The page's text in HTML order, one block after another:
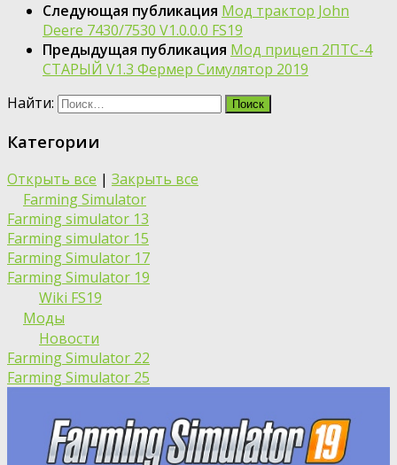
Следующая публикация Мод трактор John
Deere 7430/7530 V1.0.0.0 FS19
Предыдущая публикация Мод прицеп 2ПТС-4
СТАРЫЙ V1.3 Фермер Симулятор 2019
Найти:
Категории
Открыть все | Закрыть все
Farming Simulator
Farming simulator 13
Farming simulator 15
Farming Simulator 17
Farming Simulator 19
Wiki FS19
Моды
Новости
Farming Simulator 22
Farming Simulator 25